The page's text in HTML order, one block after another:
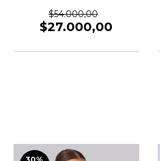
$54.000,00
$27.000,00